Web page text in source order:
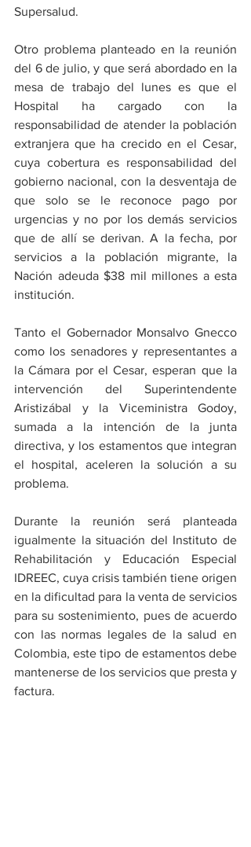
Supersalud.
Otro problema planteado en la reunión
del 6 de julio, y que será abordado en la
mesa de trabajo del lunes es que el
Hospital ha cargado con la
responsabilidad de atender la población
extranjera que ha crecido en el Cesar,
cuya cobertura es responsabilidad del
gobierno nacional, con la desventaja de
que solo se le reconoce pago por
urgencias y no por los demás servicios
que de allí se derivan. A la fecha, por
servicios a la población migrante, la
Nación adeuda $38 mil millones a esta
institución.
Tanto el Gobernador Monsalvo Gnecco
como los senadores y representantes a
la Cámara por el Cesar, esperan que la
intervención del Superintendente
Aristizábal y la Viceministra Godoy,
sumada a la intención de la junta
directiva, y los estamentos que integran
el hospital, aceleren la solución a su
problema.
Durante la reunión será planteada
igualmente la situación del Instituto de
Rehabilitación y Educación Especial
IDREEC, cuya crisis también tiene origen
en la dificultad para la venta de servicios
para su sostenimiento, pues de acuerdo
con las normas legales de la salud en
Colombia, este tipo de estamentos debe
mantenerse de los servicios que presta y
factura.